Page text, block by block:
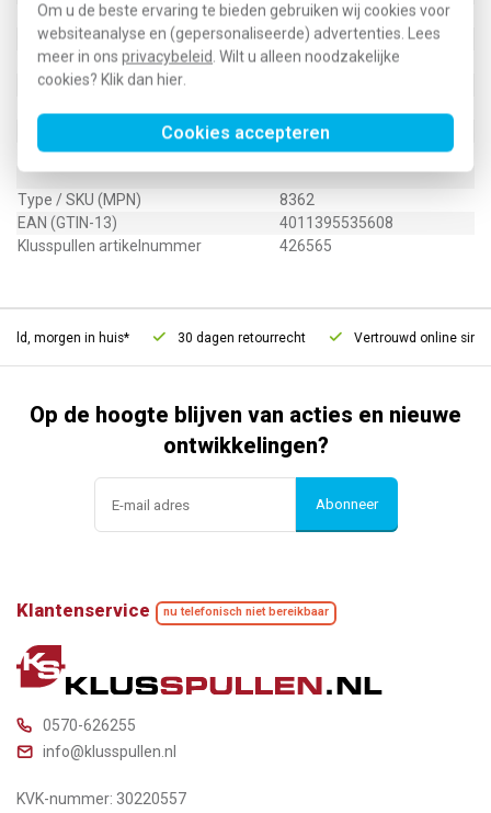
Om u de beste ervaring te bieden gebruiken wij cookies voor
websiteanalyse en (gepersonaliseerde) advertenties. Lees
meer in ons privacybeleid. Wilt u alleen noodzakelijke
cookies? Klik dan hier.
Cookies accepteren
Lamphouder
Steeksokkel
Opname nom. stroom
1 Milliampère (mA)
Kleur lichtbron
Oranje
Lamptype
Ja
2CKA001784A0586
Type / SKU (MPN)
8362
EAN (GTIN-13)
4011395535608
Klusspullen artikelnummer
426565
morgen in huis* 30 dagen retourrecht Vertrouwd online sinds
Op de hoogte blijven van acties en nieuwe
ontwikkelingen?
Abonneer
Klantenservice nu telefonisch niet bereikbaar
0570-626255
info@klusspullen.nl
KVK-nummer: 30220557